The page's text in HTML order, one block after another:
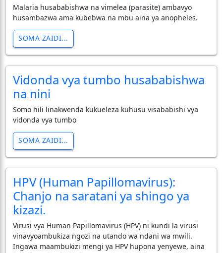
Malaria husababishwa na vimelea (parasite) ambavyo
husambazwa ama kubebwa na mbu aina ya anopheles.
SOMA ZAIDI...
Vidonda vya tumbo husababishwa
na nini
Somo hili linakwenda kukueleza kuhusu visababishi vya
vidonda vya tumbo
SOMA ZAIDI...
HPV (Human Papillomavirus):
Chanjo na saratani ya shingo ya
kizazi.
​Virusi vya Human Papillomavirus (HPV) ni kundi la virusi
vinavyoambukiza ngozi na utando wa ndani wa mwili.
Ingawa maambukizi mengi ya HPV hupona yenyewe, aina